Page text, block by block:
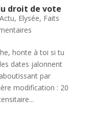
droit de vote
Actu, Elysée, Faits
honte à toi si tu
dates jalonnent
par
modification : 20